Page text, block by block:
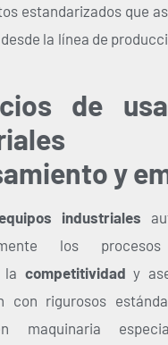
estandarizados que
la línea de
de
y
industriales
los
la competitividad y
con rigurosos
maquinaria